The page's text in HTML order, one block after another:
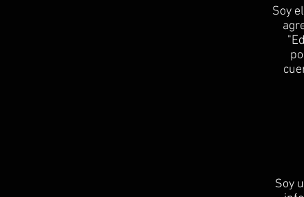
Soy
​Soy